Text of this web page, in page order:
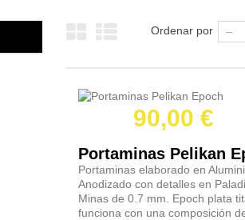
Ordenar por
90,00 €
Portaminas elaborado en
Anodizado con detalles en
Minas de 0.7 mm. Epoch plata
funciona con una composición